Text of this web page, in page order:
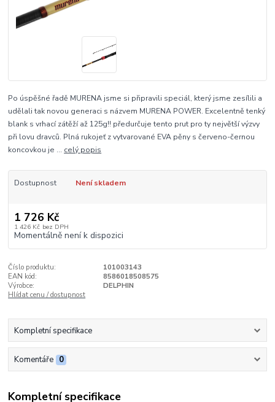
Po úspěšné řadě MURENA jsme si připravili speciál, který jsme zesílili a
udělali tak novou generaci s názvem MURENA POWER. Excelentně tenký
blank s vrhací zátěží až 125g!! předurčuje tento prut pro ty největší výzvy
při lovu dravců. Plná rukojeť z vytvarované EVA pěny s červeno-černou
koncovkou je ... celý popis
Dostupnost Není skladem
1 726 Kč
1 426 Kč bez DPH
Momentálně není k dispozici
Číslo produktu:
101003143
EAN kód:
8586018508575
Výrobce:
DELPHIN
Hlídat cenu / dostupnost
Kompletní specifikace
Komentáře 0
Kompletní specifikace